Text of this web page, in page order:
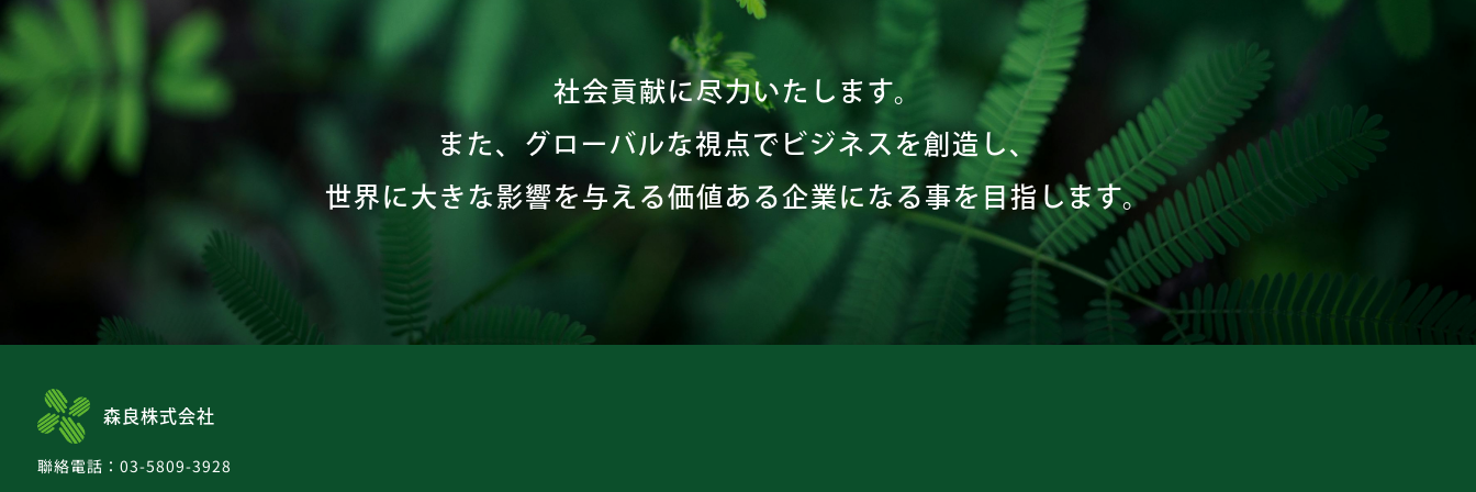
社会貢献に尽力いたします。
また、グローバルな視点でビジネスを創造し、
世界に大きな影響を与える価値ある企業になる事を目指します。
森良株式会社
聯絡電話：03-5809-3928